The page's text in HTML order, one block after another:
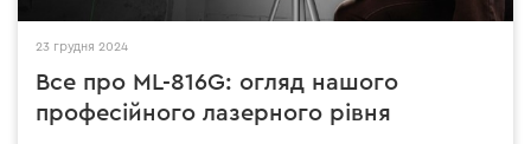
23 грудня 2024
Все про ML-816G: огляд нашого
професійного лазерного рівня